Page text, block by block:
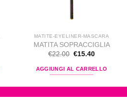
MATITE-EYELINER-MASCARA
MATITA SOPRACCIGLIA
€22.00 Il
originale
era:
€15.40Il
attuale
è:
AGGIUNGI AL CARRELLO